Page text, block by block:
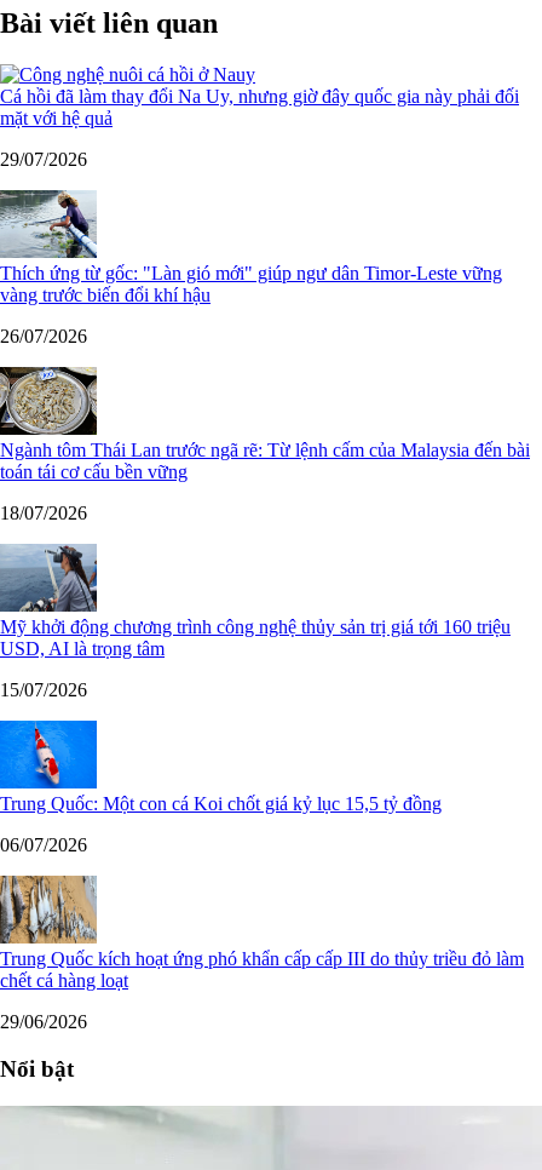
Bài viết liên quan
Cá hồi đã làm thay đổi Na Uy, nhưng giờ đây quốc gia này phải đối
mặt với hệ quả
29/07/2026
Thích ứng từ gốc: "Làn gió mới" giúp ngư dân Timor-Leste vững
vàng trước biến đổi khí hậu
26/07/2026
Ngành tôm Thái Lan trước ngã rẽ: Từ lệnh cấm của Malaysia đến bài
toán tái cơ cấu bền vững
18/07/2026
Mỹ khởi động chương trình công nghệ thủy sản trị giá tới 160 triệu
USD, AI là trọng tâm
15/07/2026
Trung Quốc: Một con cá Koi chốt giá kỷ lục 15,5 tỷ đồng
06/07/2026
Trung Quốc kích hoạt ứng phó khẩn cấp cấp III do thủy triều đỏ làm
chết cá hàng loạt
29/06/2026
Nổi bật